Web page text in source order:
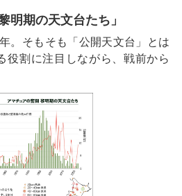
期の天文台たち」
。そもそも「公開天文台」とは
役割に注目しながら、戦前から